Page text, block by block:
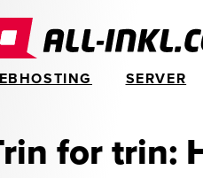
SERVER
for trin: